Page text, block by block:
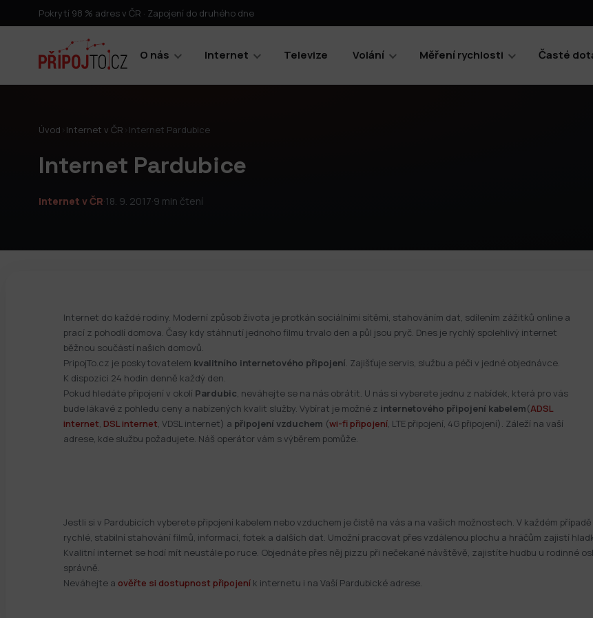
Pokrytí 98 % adres v ČR · Zapojení do druhého dne
O nás Internet Televize Volání Měření rychlosti Časté
Úvod Internet v ČR Internet Pardubice
Internet Pardubice
Internet v ČR·18. 9. 2017·9 min čtení
Internet do každé rodiny. Moderní způsob života je protkán sociálními sítěmi, stahováním dat, sdílením zážitků online a
prací z pohodlí domova. Časy kdy stáhnutí jednoho filmu trvalo den a půl jsou pryč. Dnes je rychlý spolehlivý internet
běžnou součástí našich domovů.
PripojTo.cz je poskytovatelem kvalitního internetového připojení . Zajišťuje servis, službu a péči v jedné objednávce.
K dispozici 24 hodin denně každý den.
Pokud hledáte připojení v okolí Pardubic , neváhejte se na nás obrátit. U nás si vyberete jednu z nabídek, která pro vás
bude lákavé z pohledu ceny a nabízených kvalit služby. Vybírat je možné z internetového připojení kabelem(ADSL
internet DSL internet , VDSL internet) a připojení vzduchem (wi-fi připojení , LTE připojení, 4G připojení). Záleží na vaší
adrese, kde službu požadujete. Náš operátor vám s výběrem pomůže.
Jestli si v Pardubicích vyberete připojení kabelem nebo vzduchem je čistě na vás a na vašich možnostech. V každém
rychlé, stabilní stahování filmů, informací, fotek a dalších dat. Umožní pracovat přes vzdálenou plochu a hráčům zajistí
Kvalitní internet se hodí mít neustále po ruce. Objednáte přes něj pizzu při nečekané návštěvě, zajistíte hudbu u rodinné
správně.
Neváhejte a ověřte si dostupnost připojení k internetu i na Vaší Pardubické adrese.